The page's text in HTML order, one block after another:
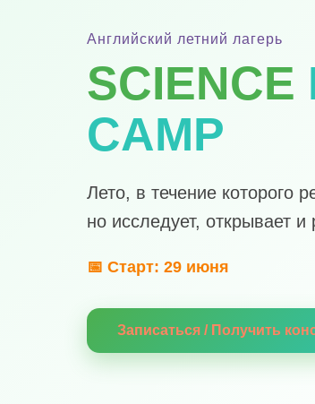
Английский летний лагерь
SCIENCE
CAMP
Лето, в течение которого
но исследует, открывает
📅 Старт: 29 июня
Записаться / Получить